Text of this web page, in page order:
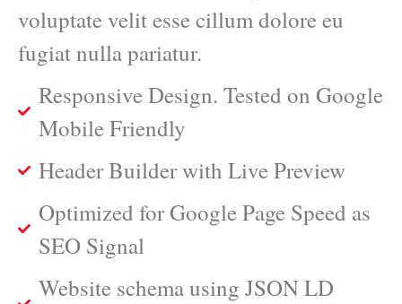
voluptate velit esse cillum dolore eu
fugiat nulla pariatur.
Responsive Design. Tested on Google
Mobile Friendly
Header Builder with Live Preview
Optimized for Google Page Speed as
SEO Signal
Website schema using JSON LD